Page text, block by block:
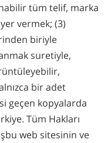
tüm telif, marka
vermek; (3)
biriyle
suretiyle,
bir adet
geçen kopyalarda
Tüm Hakları
web sitesinin ve